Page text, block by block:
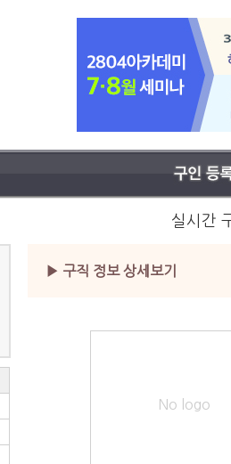
실시간
▶ 구직 정보 상세보기
No logo